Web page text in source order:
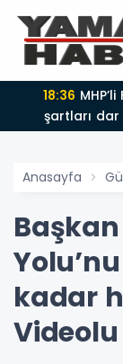
18:36
şartları dar
Anasayfa
Başkan
kadar